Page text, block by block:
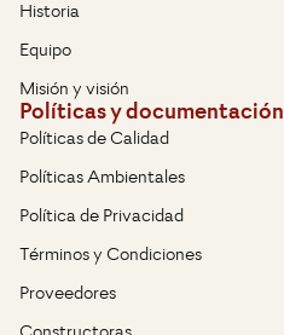
Historia
Equipo
Misión y visión
Políticas y documentación
Políticas de Calidad
Políticas Ambientales
Política de Privacidad
Términos y Condiciones
Proveedores